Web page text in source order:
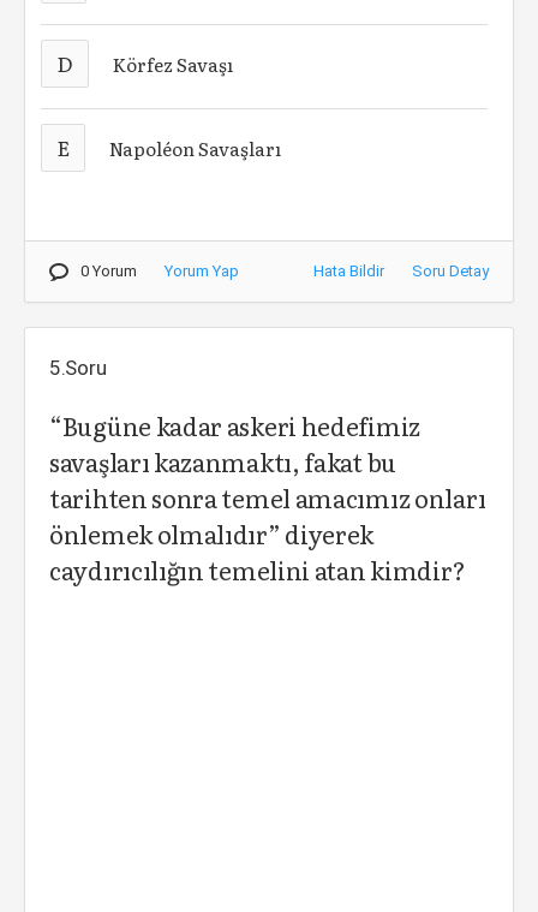
D Körfez Savaşı
E Napoléon Savaşları
0 Yorum Yorum Yap Hata Bildir Soru Detay
5.Soru
“Bugüne kadar askeri hedefimiz
savaşları kazanmaktı, fakat bu
tarihten sonra temel amacımız onları
önlemek olmalıdır” diyerek
caydırıcılığın temelini atan kimdir?